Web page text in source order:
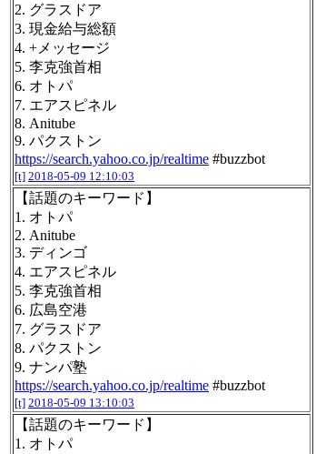
2. グラスドア
3. 現金給与総額
4. +メッセージ
5. 李克強首相
6. オトパ
7. エアスピネル
8. Anitube
9. パクストン
https://search.yahoo.co.jp/realtime #buzzbot
[t] 2018-05-09 12:10:03
【話題のキーワード】
1. オトパ
2. Anitube
3. ディンゴ
4. エアスピネル
5. 李克強首相
6. 広島空港
7. グラスドア
8. パクストン
9. ナンパ塾
https://search.yahoo.co.jp/realtime #buzzbot
[t] 2018-05-09 13:10:03
【話題のキーワード】
1. オトパ